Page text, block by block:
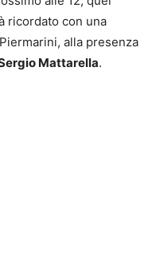
ricordato con una
alla presenza
Mattarella.